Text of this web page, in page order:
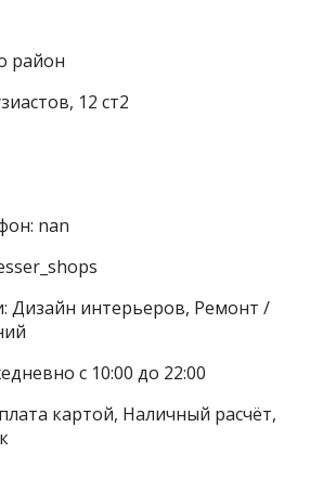
район
12 ст2
nan
Дизайн интерьеров, Ремонт /
с 10:00 до 22:00
картой, Наличный расчёт,